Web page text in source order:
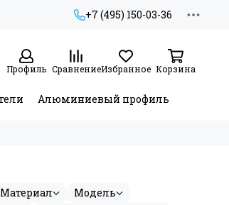
+7 (495) 150-03-36
Профиль СравнениеИзбранное Корзина
Алюминиевый профиль
Материал
Модель